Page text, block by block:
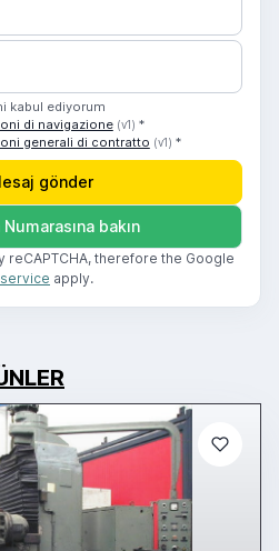
kabul ediyorum
di navigazione (v1) *
generali di contratto (v1) *
gönder
bakın
therefore the Google
apply.